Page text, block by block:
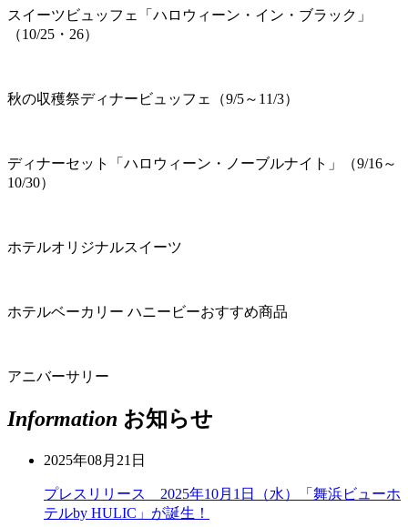
スイーツビュッフェ「ハロウィーン・イン・ブラック」
（10/25・26）
秋の収穫祭ディナービュッフェ（9/5～11/3）
ディナーセット「ハロウィーン・ノーブルナイト」（9/16～
10/30）
ホテルオリジナルスイーツ
ホテルベーカリー ハニービーおすすめ商品
アニバーサリー
Information お知らせ
2025年08月21日
プレスリリース 2025年10月1日（水）「舞浜ビューホ
テルby HULIC」が誕生！